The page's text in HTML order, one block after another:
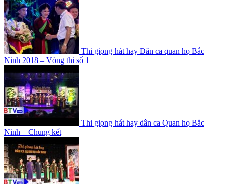
Thi giọng hát hay Dân ca quan họ Bắc
Ninh 2018 – Vòng thi số 1
Thi giọng hát hay dân ca Quan họ Bắc
Ninh – Chung kết